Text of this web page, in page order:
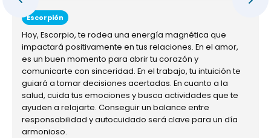
Escorpión
Hoy, Escorpio, te rodea una energía magnética que
impactará positivamente en tus relaciones. En el amor,
es un buen momento para abrir tu corazón y
comunicarte con sinceridad. En el trabajo, tu intuición te
guiará a tomar decisiones acertadas. En cuanto a la
salud, cuida tus emociones y busca actividades que te
ayuden a relajarte. Conseguir un balance entre
responsabilidad y autocuidado será clave para un día
armonioso.